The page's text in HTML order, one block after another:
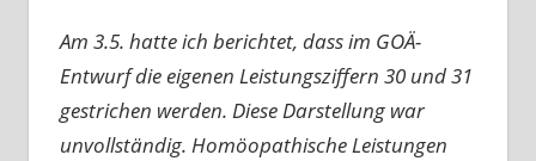
Am 3.5. hatte ich berichtet, dass im GOÄ-
Entwurf die eigenen Leistungsziffern 30 und 31
gestrichen werden. Diese Darstellung war
unvollständig. Homöopathische Leistungen